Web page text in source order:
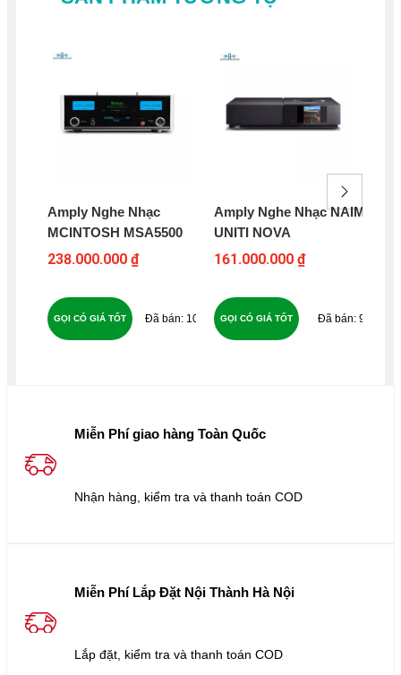
Amply Nghe Nhạc
MCINTOSH MSA5500
238.000.000 ₫
107
GỌI CÓ GIÁ TỐT
Amply Nghe Nhạc NAIM
UNITI NOVA
161.000.000 ₫
95
GỌI CÓ GIÁ TỐT
Miễn Phí giao hàng Toàn Quốc
Nhận hàng, kiểm tra và thanh toán COD
Miễn Phí Lắp Đặt Nội Thành Hà Nội
Lắp đặt, kiểm tra và thanh toán COD